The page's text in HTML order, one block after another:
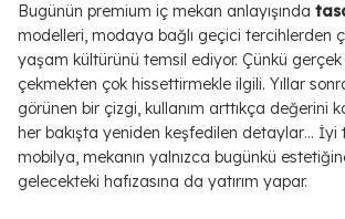
Bugünün premium iç mekan anlayışında
modelleri, modaya bağlı geçici tercihlerden
yaşam kültürünü temsil ediyor. Çünkü
çekmekten çok hissettirmekle ilgili. Yıllar
görünen bir çizgi, kullanım arttıkça değerini
her bakışta yeniden keşfedilen detaylar… İyi
mobilya, mekanın yalnızca bugünkü
gelecekteki hafızasına da yatırım yapar.